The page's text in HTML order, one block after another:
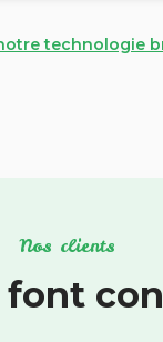
technologie
Nos clients
font